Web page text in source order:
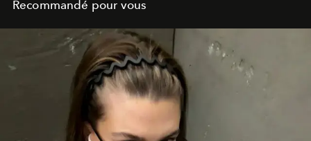
Recommandé pour vous